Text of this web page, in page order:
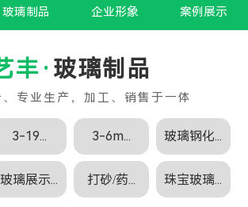
玻璃制品 企业形象 案例展示
玻璃制品
3-19... 3-6m... 玻璃钢化...
玻璃展示... 打砂/药... 珠宝玻璃...